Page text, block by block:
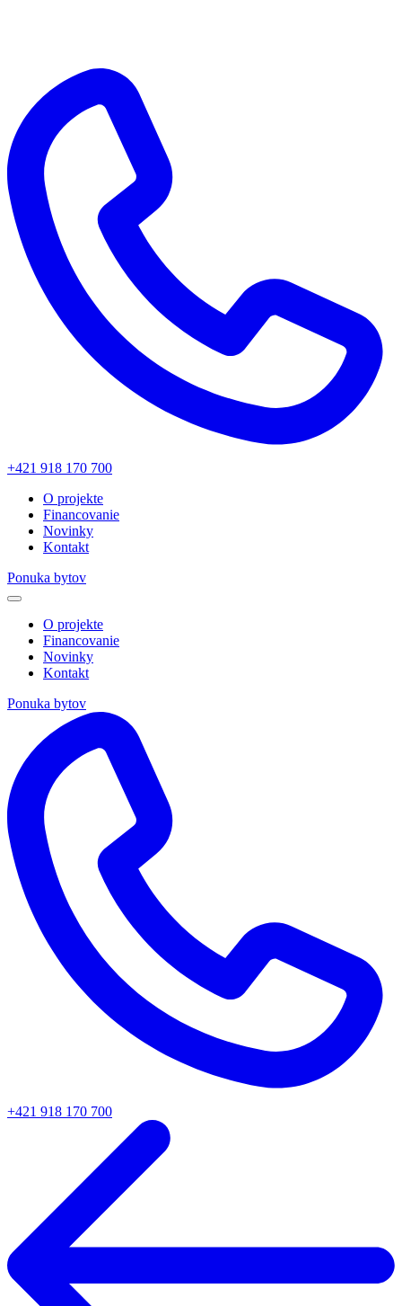
+421 918 170 700
O projekte
Financovanie
Novinky
Kontakt
Ponuka bytov
O projekte
Financovanie
Novinky
Kontakt
Ponuka bytov
+421 918 170 700